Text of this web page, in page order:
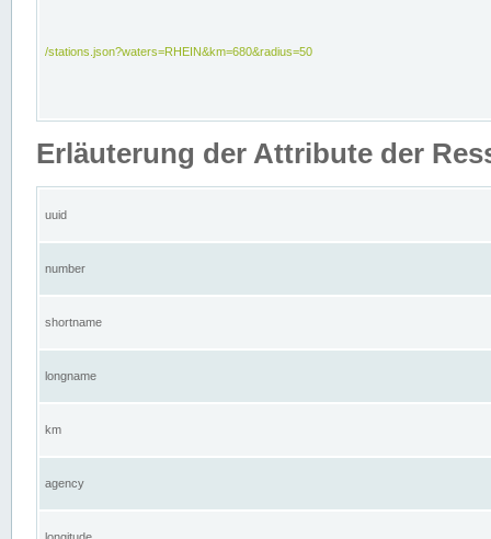
/stations.json?waters=RHEIN&km=680&radius=50
Erläuterung der Attribute der
uuid
number
shortname
longname
km
agency